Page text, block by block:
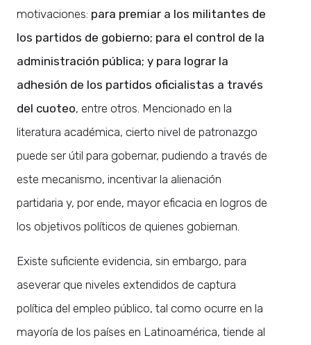
motivaciones: para premiar a los militantes de
los partidos de gobierno; para el control de la
administración pública; y para lograr la
adhesión de los partidos oficialistas a través
del cuoteo, entre otros. Mencionado en la
literatura académica, cierto nivel de patronazgo
puede ser útil para gobernar, pudiendo a través de
este mecanismo, incentivar la alienación
partidaria y, por ende, mayor eficacia en logros de
los objetivos políticos de quienes gobiernan.
Existe suficiente evidencia, sin embargo, para
aseverar que niveles extendidos de captura
política del empleo público, tal como ocurre en la
mayoría de los países en Latinoamérica, tiende al